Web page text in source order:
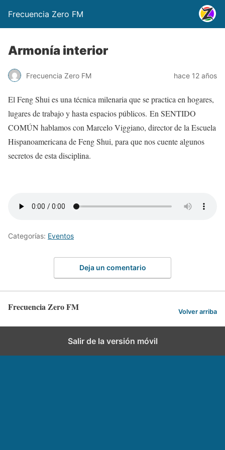
Frecuencia Zero FM
Armonía interior
Frecuencia Zero FM hace 12 años
El Feng Shui es una técnica milenaria que se practica en hogares,
lugares de trabajo y hasta espacios públicos. En SENTIDO
COMÚN hablamos con Marcelo Viggiano, director de la Escuela
Hispanoamericana de Feng Shui, para que nos cuente algunos
secretos de esta disciplina.
Categorías: Eventos
Deja un comentario
Frecuencia Zero FM Volver arriba
Salir de la versión móvil